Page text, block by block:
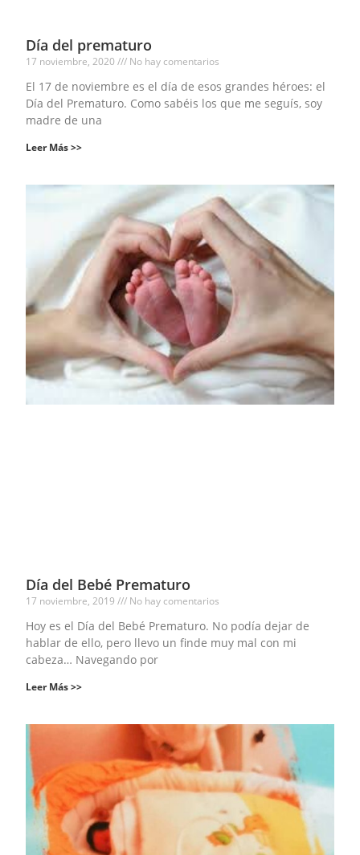
Día del prematuro
17 noviembre, 2020 No hay comentarios
El 17 de noviembre es el día de esos grandes héroes: el
Día del Prematuro. Como sabéis los que me seguís, soy
madre de una
Leer Más >>
Día del Bebé Prematuro
17 noviembre, 2019 No hay comentarios
Hoy es el Día del Bebé Prematuro. No podía dejar de
hablar de ello, pero llevo un finde muy mal con mi
cabeza… Navegando por
Leer Más >>